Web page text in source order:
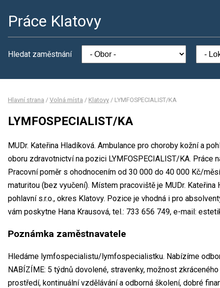
Práce Klatovy
Hledat zaměstnání
Hlavní strana / Volná místa / Klatovy / LYMFOSPECIALIST/KA
LYMFOSPECIALIST/KA
MUDr. Kateřina Hladíková. Ambulance pro choroby kožní a
oboru zdravotnictví na pozici LYMFOSPECIALIST/KA. Práce
Pracovní poměr s ohodnocením od 30 000 do 40 000 Kč/
maturitou (bez vyučení). Místem pracoviště je MUDr.
pohlavní s.r.o., okres Klatovy. Pozice je vhodná i pro
vám poskytne Hana Krausová, tel.: 733 656 749, e-mail:
Poznámka zaměstnavatele
Hledáme lymfospecialistu/lymfospecialistku. Nabízíme
NABÍZÍME: 5 týdnů dovolené, stravenky, možnost
prostředí, kontinuální vzdělávání a odborná školení, dobré